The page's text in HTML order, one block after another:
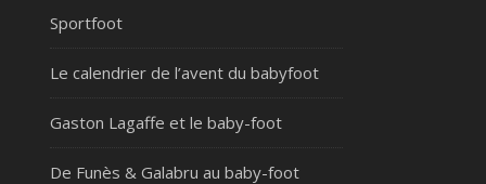
Sportfoot
Le calendrier de l’avent du babyfoot
Gaston Lagaffe et le baby-foot
De Funès & Galabru au baby-foot